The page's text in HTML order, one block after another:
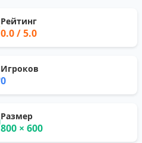
Рейтинг
0.0/ 5.0
Игроков
0
Размер
800 × 600